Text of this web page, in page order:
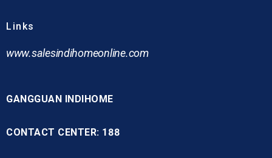
Links
www.salesindihomeonline.com
GANGGUAN INDIHOME
CONTACT CENTER: 188